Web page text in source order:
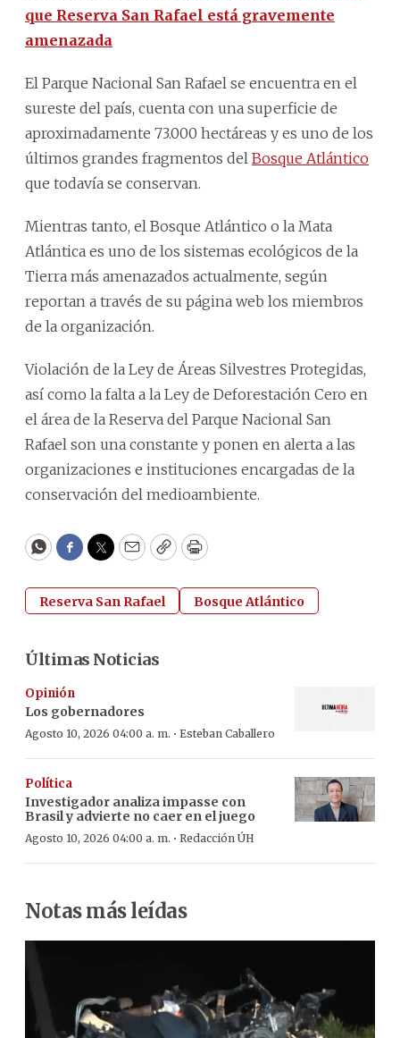
que Reserva San Rafael está gravemente
amenazada
El Parque Nacional San Rafael se encuentra en el
sureste del país, cuenta con una superficie de
aproximadamente 73.000 hectáreas y es uno de los
últimos grandes fragmentos del Bosque Atlántico
que todavía se conservan.
Mientras tanto, el Bosque Atlántico o la Mata
Atlántica es uno de los sistemas ecológicos de la
Tierra más amenazados actualmente, según
reportan a través de su página web los miembros
de la organización.
Violación de la Ley de Áreas Silvestres Protegidas,
así como la falta a la Ley de Deforestación Cero en
el área de la Reserva del Parque Nacional San
Rafael son una constante y ponen en alerta a las
organizaciones e instituciones encargadas de la
conservación del medioambiente.
WhatsApp
Facebook
Twitter
EmailCopyPrint
Reserva San Rafael Bosque Atlántico
Últimas Noticias
Opinión
Los gobernadores
Agosto 10, 2026 04:00 a. m. · Esteban Caballero
Política
Investigador analiza impasse con
Brasil y advierte no caer en el juego
Agosto 10, 2026 04:00 a. m. · Redacción ÚH
Notas más leídas